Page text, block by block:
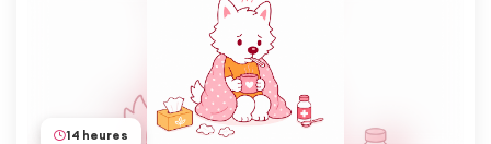
14 heures